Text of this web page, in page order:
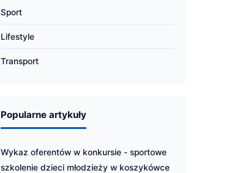
Sport
Lifestyle
Transport
Popularne artykuły
Wykaz oferentów w konkursie - sportowe
szkolenie dzieci młodzieży w koszykówce